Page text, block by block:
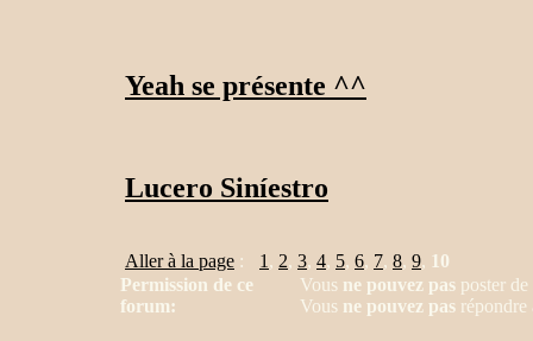
Yeah se présente ^^
Lucero Siníestro
Aller à la page : 1 , 2, 3, 4, 5, 6, 7, 8, 9, 10
Permission de ce
forum:
Vous ne pouvez pas poster
Vous ne pouvez pas répondre